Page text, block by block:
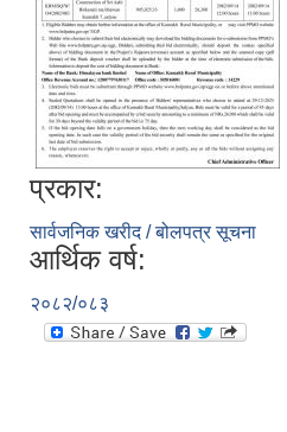
प्रकार:
सार्वजनिक खरीद / बोलपत्र सूचना
आर्थिक वर्ष:
२०८२/०८३